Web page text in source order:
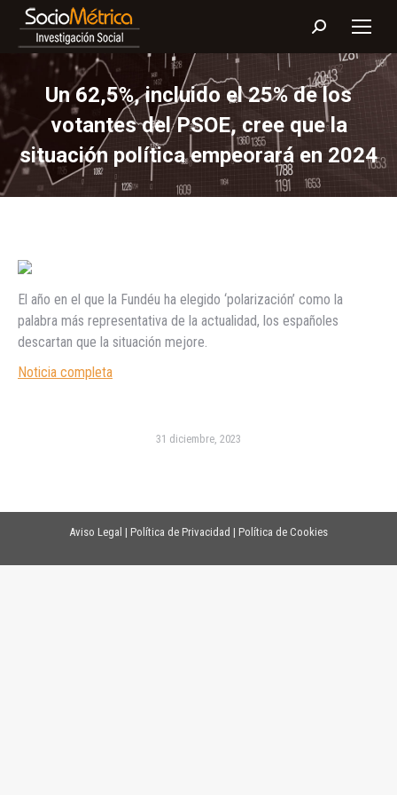
Buscar:
Un 62,5%, incluido el 25% de los
votantes del PSOE, cree que la
situación política empeorará en 2024
El año en el que la Fundéu ha elegido ‘polarización’ como la
palabra más representativa de la actualidad, los españoles
descartan que la situación mejore.
Noticia completa
31 diciembre, 2023
Aviso Legal | Política de Privacidad | Política de Cookies